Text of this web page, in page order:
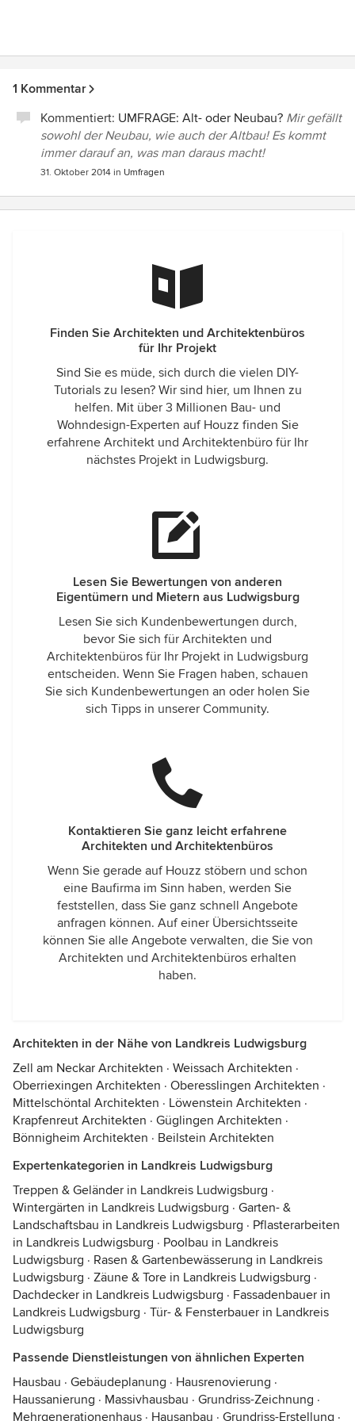
1 Kommentar
Kommentiert: UMFRAGE: Alt- oder Neubau? Mir gefällt
sowohl der Neubau, wie auch der Altbau! Es kommt
immer darauf an, was man daraus macht!
31. Oktober 2014 in Umfragen
Finden Sie Architekten und Architektenbüros
für Ihr Projekt
Sind Sie es müde, sich durch die vielen DIY-
Tutorials zu lesen? Wir sind hier, um Ihnen zu
helfen. Mit über 3 Millionen Bau- und
Wohndesign-Experten auf Houzz finden Sie
erfahrene Architekt und Architektenbüro für Ihr
nächstes Projekt in Ludwigsburg.
Lesen Sie Bewertungen von anderen
Eigentümern und Mietern aus Ludwigsburg
Lesen Sie sich Kundenbewertungen durch,
bevor Sie sich für Architekten und
Architektenbüros für Ihr Projekt in Ludwigsburg
entscheiden. Wenn Sie Fragen haben, schauen
Sie sich Kundenbewertungen an oder holen Sie
sich Tipps in unserer Community.
Kontaktieren Sie ganz leicht erfahrene
Architekten und Architektenbüros
Wenn Sie gerade auf Houzz stöbern und schon
eine Baufirma im Sinn haben, werden Sie
feststellen, dass Sie ganz schnell Angebote
anfragen können. Auf einer Übersichtsseite
können Sie alle Angebote verwalten, die Sie von
Architekten und Architektenbüros erhalten
haben.
Architekten in der Nähe von Landkreis Ludwigsburg
Zell am Neckar Architekten · Weissach Architekten ·
Oberriexingen Architekten · Oberesslingen Architekten ·
Mittelschöntal Architekten · Löwenstein Architekten ·
Krapfenreut Architekten · Güglingen Architekten ·
Bönnigheim Architekten · Beilstein Architekten
Expertenkategorien in Landkreis Ludwigsburg
Treppen & Geländer in Landkreis Ludwigsburg ·
Wintergärten in Landkreis Ludwigsburg · Garten- &
Landschaftsbau in Landkreis Ludwigsburg · Pflasterarbeiten
in Landkreis Ludwigsburg · Poolbau in Landkreis
Ludwigsburg · Rasen & Gartenbewässerung in Landkreis
Ludwigsburg · Zäune & Tore in Landkreis Ludwigsburg ·
Dachdecker in Landkreis Ludwigsburg · Fassadenbauer in
Landkreis Ludwigsburg · Tür- & Fensterbauer in Landkreis
Ludwigsburg
Passende Dienstleistungen von ähnlichen Experten
Hausbau · Gebäudeplanung · Hausrenovierung ·
Haussanierung · Massivhausbau · Grundriss-Zeichnung ·
Mehrgenerationenhaus · Hausanbau · Grundriss-Erstellung ·